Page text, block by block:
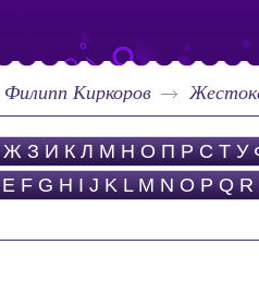
Филипп Киркоров
Ж З И К Л М Н О П Р С Т У
E F G H I J K L M N O P Q R